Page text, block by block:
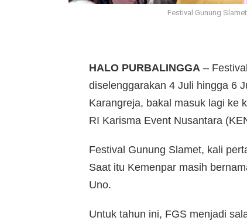
Festival Gunung
HALO PURBALINGGA –
diselenggarakan 4 Juli hingga 6
Karangreja, bakal masuk lagi ke
RI Karisma Event Nusantara
Festival Gunung Slamet, kali
Saat itu Kemenpar masih
Uno.
Untuk tahun ini, FGS menjadi